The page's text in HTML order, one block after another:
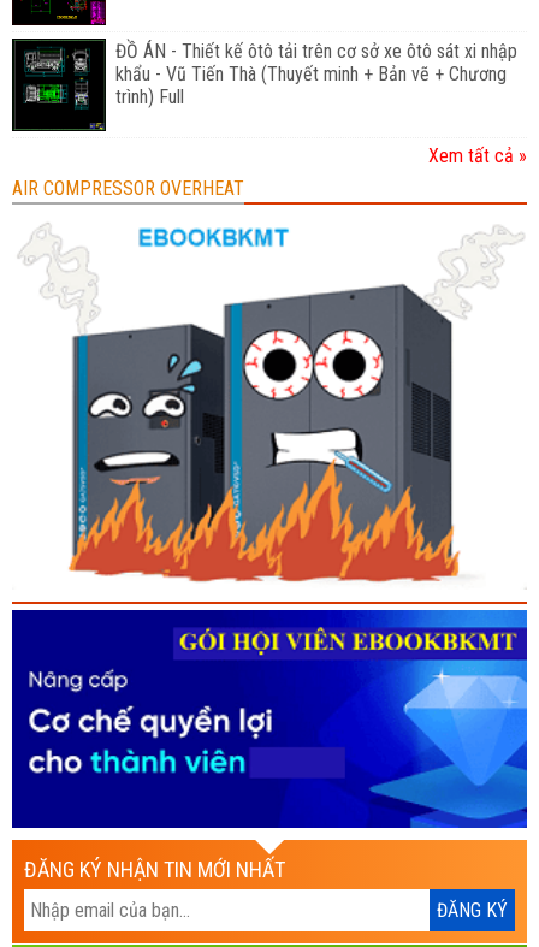
ĐỒ ÁN - Thiết kế ôtô tải trên cơ sở xe ôtô sát xi nhập
khẩu - Vũ Tiến Thà (Thuyết minh + Bản vẽ + Chương
trình) Full
Xem tất cả »
AIR COMPRESSOR OVERHEAT
ĐĂNG KÝ NHẬN TIN MỚI NHẤT